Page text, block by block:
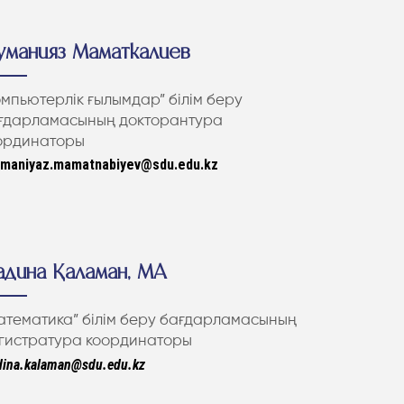
Маматкалиев
ғылымдар” білім беру
докторантура
Қаламан, MA
білім беру бағдарламасының
координаторы